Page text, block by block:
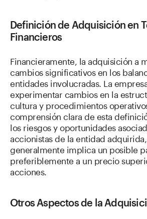
Definición de Adquisición en
Financieros
Financieramente, la adquisición a
cambios significativos en los
entidades involucradas. La
experimentar cambios en la
cultura y procedimientos
comprensión clara de esta
los riesgos y oportunidades
accionistas de la entidad
generalmente implica un posible
preferiblemente a un precio
acciones.
Otros Aspectos de la